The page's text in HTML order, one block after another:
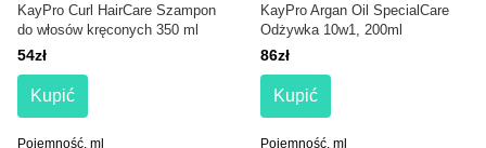
KayPro Curl HairCare Szampon
do włosów kręconych 350 ml
54zł
Kupić
Pojemność, ml
KayPro Argan Oil SpecialCare
Odżywka 10w1, 200ml
86zł
Kupić
Pojemność, ml